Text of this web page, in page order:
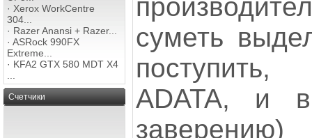
· Xerox WorkCentre
304...
· Razer Anansi + Razer...
· ASRock 990FX
Extreme...
· KFA2 GTX 580 MDT X4
Счетчики
суметь
ADATA, и